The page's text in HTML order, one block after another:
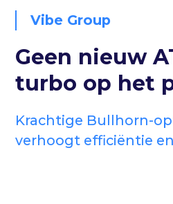
Vibe Group
Geen nieuw
turbo op het
Krachtige Bullhorn-
verhoogt efficiëntie